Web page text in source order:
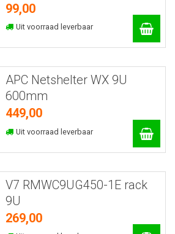
99,00
Uit voorraad leverbaar
APC Netshelter WX 9U
600mm
449,00
Uit voorraad leverbaar
V7 RMWC9UG450-1E rack
9U
269,00